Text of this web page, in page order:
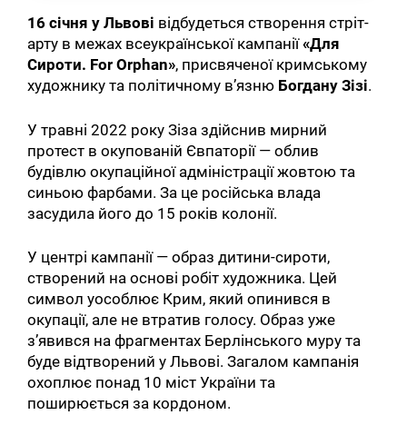
16 січня у Львові відбудеться створення стріт-
арту в межах всеукраїнської кампанії«Для
Сироти. For Orphan», присвяченої кримському
художнику та політичному в’язню Богдану Зізі.
У травні 2022 року Зіза здійснив мирний
протест в окупованій Євпаторії — облив
будівлю окупаційної адміністрації жовтою та
синьою фарбами. За це російська влада
засудила його до 15 років колонії.
У центрі кампанії — образ дитини-сироти,
створений на основі робіт художника. Цей
символ уособлює Крим, який опинився в
окупації, але не втратив голосу. Образ уже
з’явився на фрагментах Берлінського муру та
буде відтворений у Львові. Загалом кампанія
охоплює понад 10 міст України та
поширюється за кордоном.